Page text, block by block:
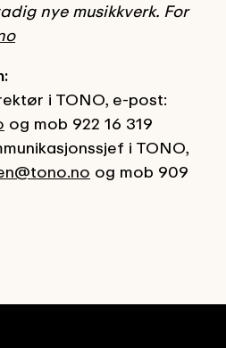
nye musikkverk. For
i TONO, e-post:
og mob 922 16 319
i TONO,
og mob 909